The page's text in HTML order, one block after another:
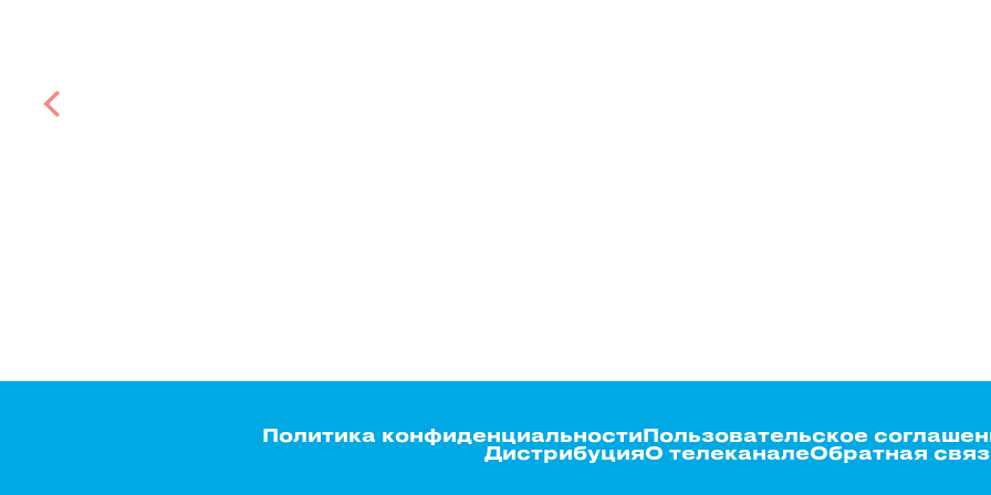
Политика конфиденциальностиПользовательское
ДистрибуцияО телеканалеОбратная